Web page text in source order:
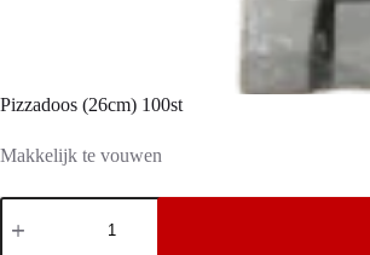
Pizzadoos (26cm) 100st
Makkelijk te vouwen
Pizzadoos
(26cm)